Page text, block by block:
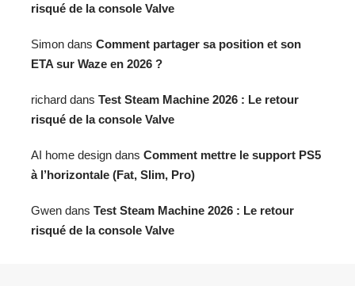
risqué de la console Valve
Simon dans Comment partager sa position et son
ETA sur Waze en 2026 ?
richard dans Test Steam Machine 2026 : Le retour
risqué de la console Valve
AI home design dans Comment mettre le support PS5
à l’horizontale (Fat, Slim, Pro)
Gwen dans Test Steam Machine 2026 : Le retour
risqué de la console Valve